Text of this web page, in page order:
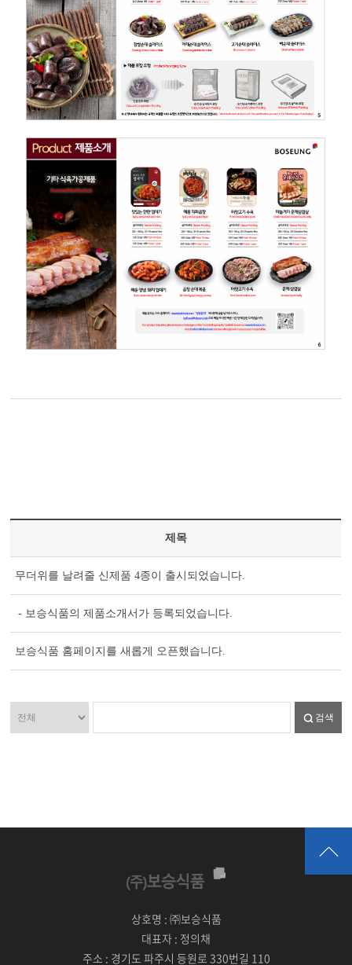
제목
무더위를 날려줄 신제품 4종이 출시되었습니다.
- 보승식품의 제품소개서가 등록되었습니다.
보승식품 홈페이지를 새롭게 오픈했습니다.
검색
상호명 : ㈜보승식품
대표자 : 정의채
주소 : 경기도 파주시 등원로 330번길 110